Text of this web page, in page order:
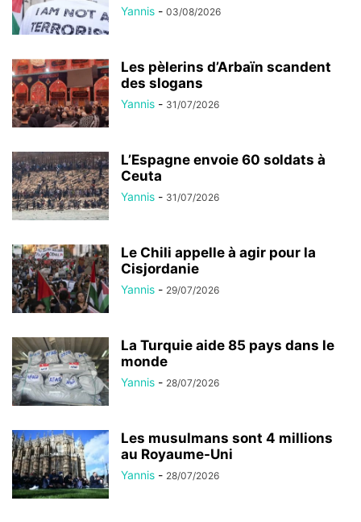
Yannis - 03/08/2026
Les pèlerins d’Arbaïn scandent
des slogans
Yannis - 31/07/2026
L’Espagne envoie 60 soldats à
Ceuta
Yannis - 31/07/2026
Le Chili appelle à agir pour la
Cisjordanie
Yannis - 29/07/2026
La Turquie aide 85 pays dans le
monde
Yannis - 28/07/2026
Les musulmans sont 4 millions
au Royaume-Uni
Yannis - 28/07/2026